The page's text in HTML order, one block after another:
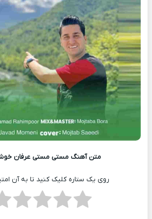
متن آهنگ مستی مستی عرفان
روی یک ستاره کلیک کنید تا به آن